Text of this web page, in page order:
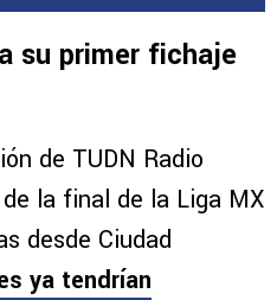
su primer fichaje
de TUDN Radio
la final de la Liga MX
desde Ciudad
ya tendrían